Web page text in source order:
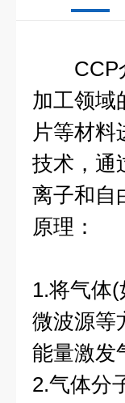
CCP介
加工领域
片等材料
技术，通
离子和自
原理：
1.将气体
微波源等
能量激发
2.气体分